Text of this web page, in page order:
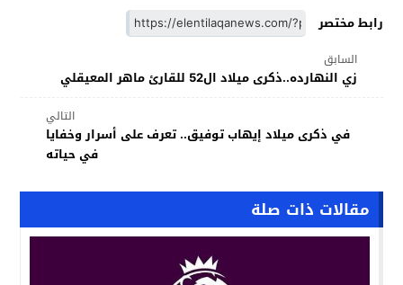
رابط مختصر
السابق
زي النهارده..ذكرى ميلاد ال52 للقارئ ماهر المعيقلي
التالي
في ذكرى ميلاد إيهاب توفيق.. تعرف على أسرار وخفايا
في حياته
مقالات ذات صلة